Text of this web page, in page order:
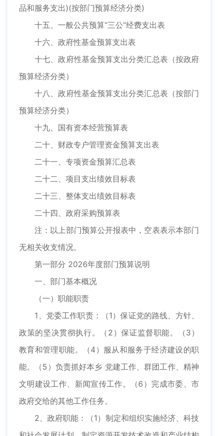
品和服务支出)(按部门预算经济分类)
十五、一般公共预算“三公”经费支出表
十六、政府性基金预算支出表
十七、政府性基金预算支出分类汇总表（按政府
预算经济分类）
十八、政府性基金预算支出分类汇总表（按部门
预算经济分类）
十九、国有资本经营预算表
二十、财政专户管理资金预算支出表
二十一、专项资金预算汇总表
二十二、项目支出绩效目标表
二十三、整体支出绩效目标表
二十四、政府采购预算表
注：以上部门预算公开报表中，空表表示本部门
无相关收支情况。
第一部分 2026年度部门预算说明
一、部门基本概况
（一）职能职责
1、党委工作职责：（1）保证党的路线、方针、
政策的坚决贯彻执行。（2）保证监督职能。（3）
教育和管理职能。（4）服从和服务于经济建设的职
能。（5）负责抓好本乡 党建工作、群团工作、精神
文明建设工作、新闻宣传工作。（6）完成市委、市
政府交给的其他工作任务。
2、政府职能：（1）制定和组织实施经济、科技